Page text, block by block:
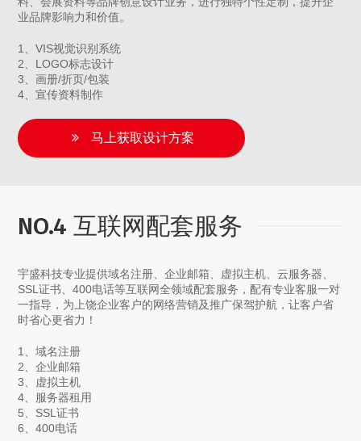
业品牌影响力和价值。
1、VIS视觉识别系统
2、LOGO标志设计
3、画册/折页/包装
4、宣传资料制作
马上获取设计方案
NO.4 互联网配套服务
宇盛科技专业提供域名注册、企业邮箱、虚拟主机、云服务器、
SSL证书、400电话等互联网全领域配套服务，配有专业客服一对
一指导，为上饶企业客户的网络营销及推广保驾护航，让客户省
时省心更省力！
1、域名注册
2、企业邮箱
3、虚拟主机
4、服务器租用
5、SSL证书
6、400电话